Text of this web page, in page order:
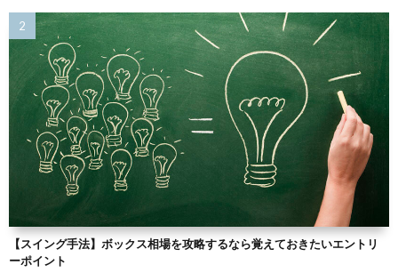
【スイング手法】ボックス相場を攻略するなら覚えておきたいエントリ
ーポイント